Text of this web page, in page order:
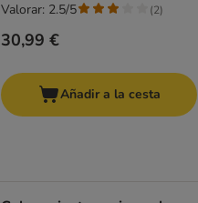
30,99 €
Valorar: 2.5/5 (2)
Añadir a la cesta